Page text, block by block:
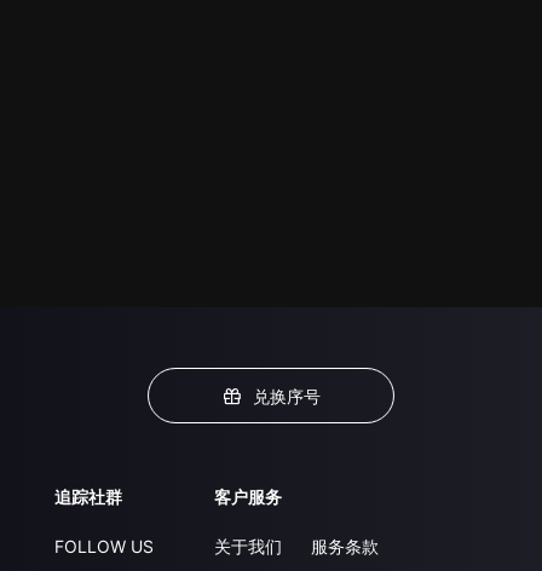
兑换序号
追踪社群
FOLLOW US
客户服务
关于我们
服务条款